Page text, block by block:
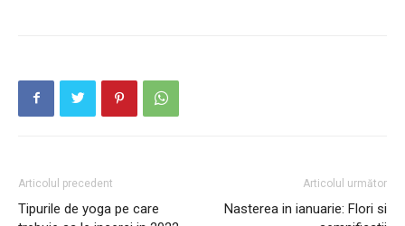
Articolul precedent
Tipurile de yoga pe care
Articolul următor
Nasterea in ianuarie: Flori si